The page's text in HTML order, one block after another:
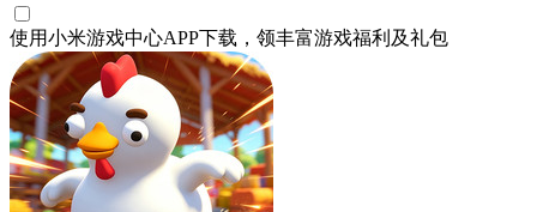
使用小米游戏中心APP下载 ，领丰富游戏福利 及礼包